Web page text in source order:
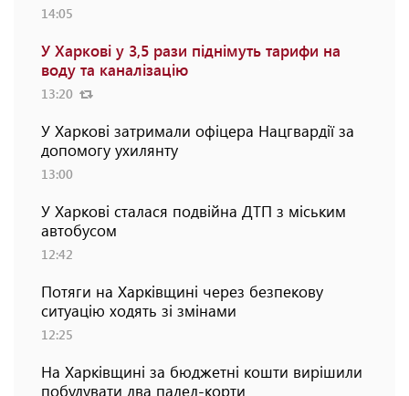
14:05
У Харкові у 3,5 рази піднімуть тарифи на
воду та каналізацію
13:20
У Харкові затримали офіцера Нацгвардії за
допомогу ухилянту
13:00
У Харкові сталася подвійна ДТП з міським
автобусом
12:42
Потяги на Харківщині через безпекову
ситуацію ходять зі змінами
12:25
На Харківщині за бюджетні кошти вирішили
побудувати два падел-корти